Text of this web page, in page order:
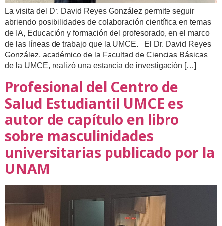
La visita del Dr. David Reyes González permite seguir
abriendo posibilidades de colaboración científica en temas
de IA, Educación y formación del profesorado, en el marco
de las líneas de trabajo que la UMCE. El Dr. David Reyes
González, académico de la Facultad de Ciencias Básicas
de la UMCE, realizó una estancia de investigación […]
Profesional del Centro de
Salud Estudiantil UMCE es
autor de capítulo en libro
sobre masculinidades
universitarias publicado por la
UNAM